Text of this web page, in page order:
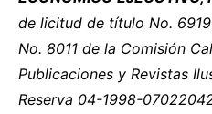
de licitud de título No.
No. 8011 de la Comisión
Publicaciones y Revistas
Reserva 04-1998-